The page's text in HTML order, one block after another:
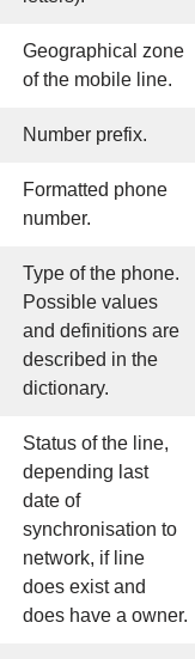
Geographical zone
of the mobile line.
Number prefix.
Formatted phone
number.
Type of the phone.
Possible values
and definitions are
described in the
dictionary.
Status of the line,
depending last
date of
synchronisation to
network, if line
does exist and
does have a owner.